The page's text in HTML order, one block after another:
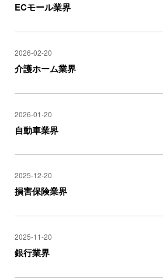
ECモール業界
2026-02-20
介護ホーム業界
2026-01-20
自動車業界
2025-12-20
損害保険業界
2025-11-20
銀行業界